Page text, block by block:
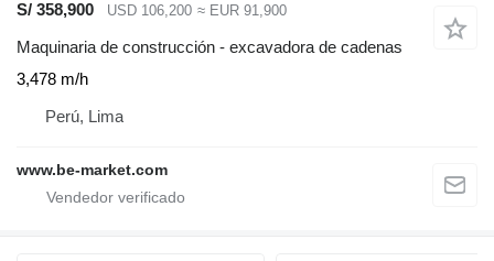
S/ 358,900 USD 106,200 ≈ EUR 91,900
Maquinaria de construcción - excavadora de cadenas
3,478 m/h
Perú, Lima
www.be-market.com